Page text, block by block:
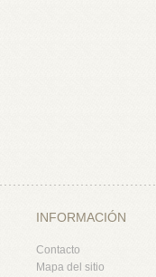
INFORMACIÓN
Contacto
Mapa del sitio